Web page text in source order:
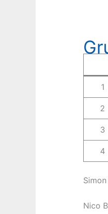
1
2
3
4
Nico